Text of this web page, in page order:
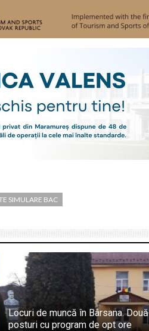
SIMULARE BAC
Locuri de muncă în Bârsana. Două
posturi cu program de opt ore